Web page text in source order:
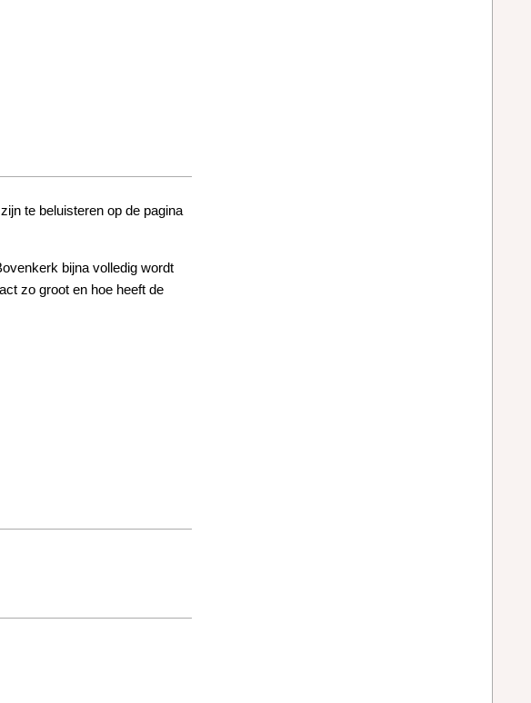
te beluisteren op de pagina
bijna volledig wordt
zo groot en hoe heeft de